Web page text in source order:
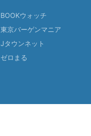
BOOKウォッチ
東京バーゲンマニア
Jタウンネット
ゼロまる